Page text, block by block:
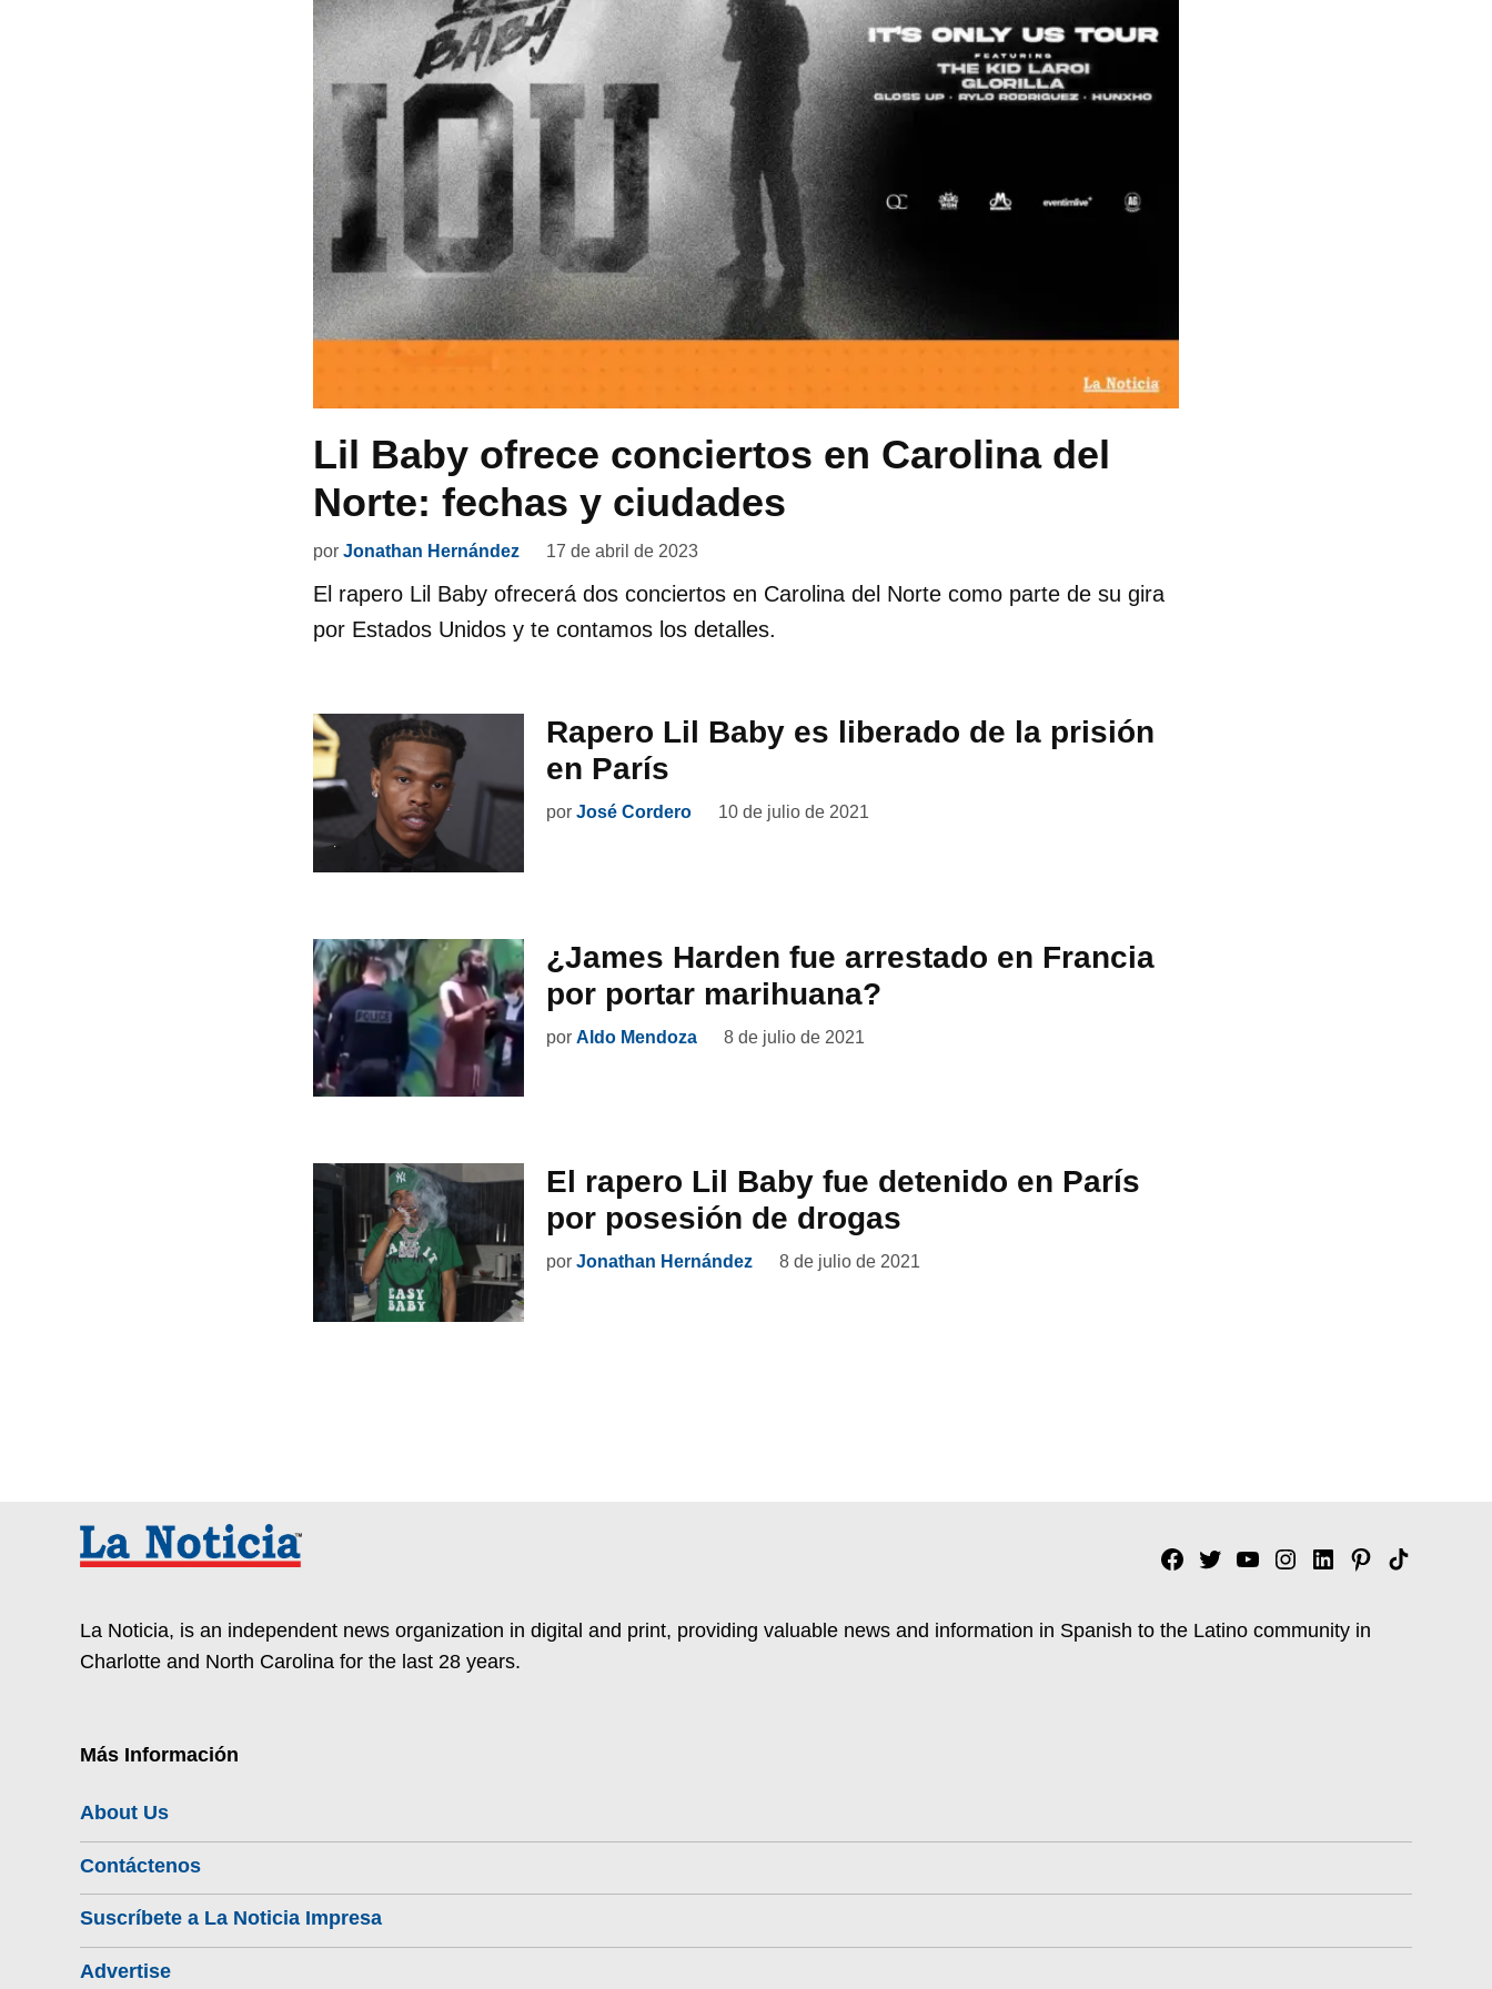
Lil Baby ofrece conciertos en Carolina del
Norte: fechas y ciudades
por Jonathan Hernández 17 de abril de 2023
El rapero Lil Baby ofrecerá dos conciertos en Carolina del Norte como parte de su gira
por Estados Unidos y te contamos los detalles.
Rapero Lil Baby es liberado de la prisión
en París
por José Cordero 10 de julio de 2021
¿James Harden fue arrestado en Francia
por portar marihuana?
por Aldo Mendoza 8 de julio de 2021
El rapero Lil Baby fue detenido en París
por posesión de drogas
por Jonathan Hernández 8 de julio de 2021
Facebook
TwitterYouTubeInstagram
Linkedin
Pinterest
Tik
La Noticia, is an independent news organization in digital and print, providing valuable news and information in Spanish to the Latino community in
Charlotte and North Carolina for the last 28 years.
Más Información
About Us
Contáctenos
Suscríbete a La Noticia Impresa
Advertise